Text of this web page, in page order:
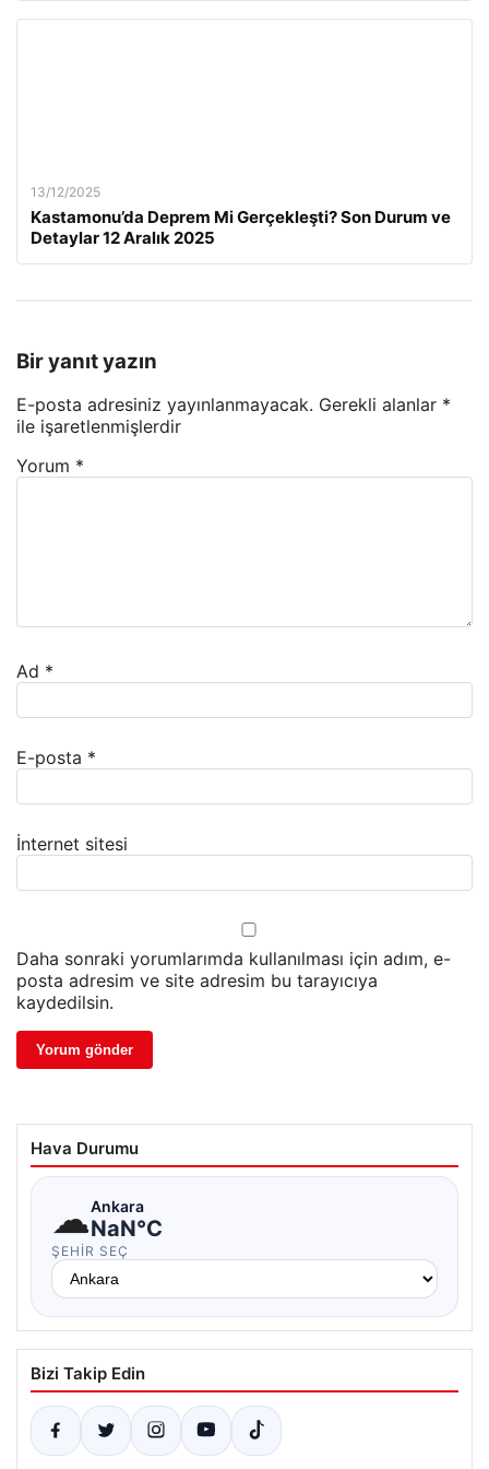
13/12/2025
Kastamonu’da Deprem Mi Gerçekleşti? Son Durum ve
Detaylar 12 Aralık 2025
Bir yanıt yazın
E-posta adresiniz yayınlanmayacak. Gerekli alanlar *
ile işaretlenmişlerdir
Yorum *
Ad *
E-posta *
İnternet sitesi
Daha sonraki yorumlarımda kullanılması için adım, e-
posta adresim ve site adresim bu tarayıcıya
kaydedilsin.
Hava Durumu
☁Ankara
NaN°C
ŞEHIR SEÇ
Bizi Takip Edin